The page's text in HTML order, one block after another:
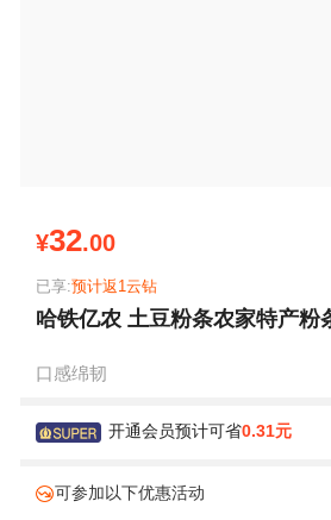
¥32.00
已享:预计返1云钻
哈铁亿农 土豆粉条农家特产粉
口感绵韧
开通会员预计可省0.31元
可参加以下优惠活动